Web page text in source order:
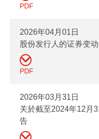
PDF
2026年04月01日
股份发行人的证券变
PDF
2026年03月31日
关於截至2024年12月
告